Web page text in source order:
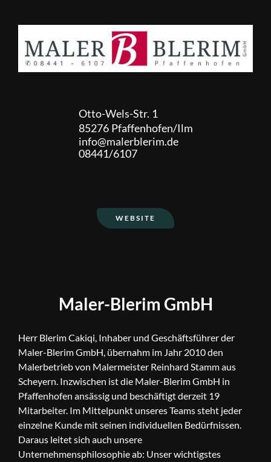
Otto-Wels-Str. 1
85276 Pfaffenhofen/Ilm
info@malerblerim.de
08441/6107
WEBSITE
Maler-Blerim GmbH
Herr Blerim Cakiqi, Inhaber und Geschäftsführer der
Maler-Blerim GmbH, übernahm im Jahr 2010 den
Malerbetrieb von Malermeister Reinhard Stamm aus
Scheyern. Inzwischen ist die Maler-Blerim GmbH in
Pfaffenhofen ansässig und beschäftigt derzeit 19
Mitarbeiter. Im Mittelpunkt unseres Teams steht jeder
einzelne Kunde mit seinen individuellen Bedürfnissen.
Daraus leitet sich auch unsere
Unternehmensphilosophie ab: Unser wichtigstes